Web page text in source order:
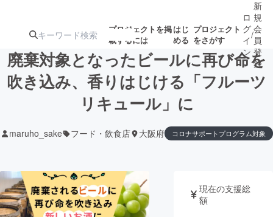
プロジェクトを掲
載するには
はじ
める
プロジェクト
をさがす
注目の新着プロ 募集終了が近いプ
テクノロジー・ガジェット ゲーム・サ
ロ
グ
イ
ン
/
新
規
会
員
登
録
廃棄対象となったビールに再び命を
吹き込み、香りはじける「フルーツ
リキュール」に
maruho_sake フード・飲食店 大阪府 コロナサポートプログラム対象
現在の支援総
額